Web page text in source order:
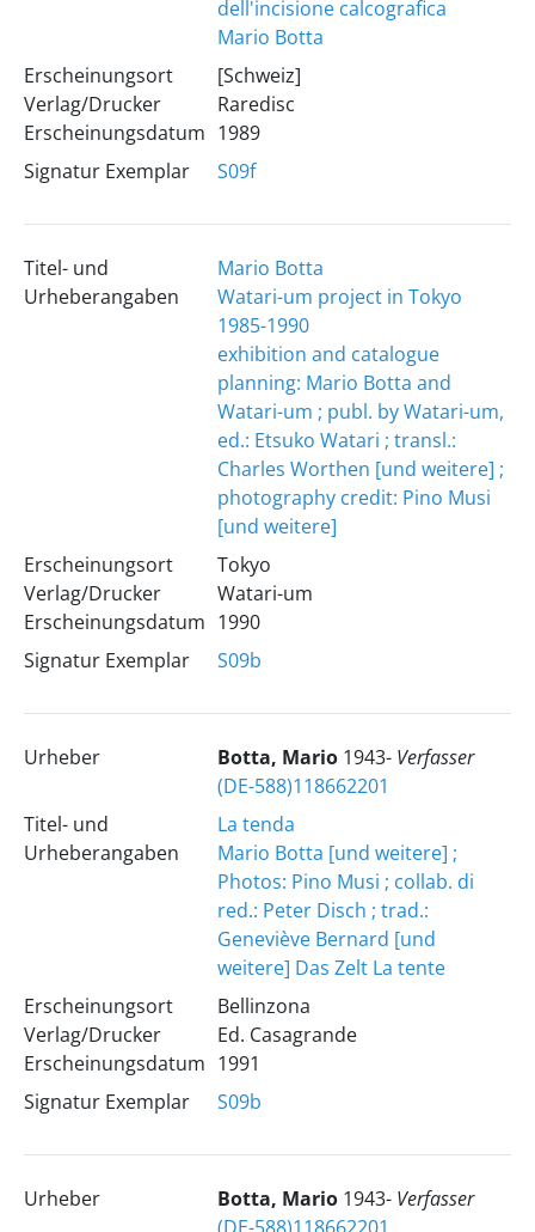
dell'incisione calcografica
Mario Botta
Erscheinungsort
Verlag/Drucker
Erscheinungsdatum
[Schweiz]
Raredisc
1989
Signatur Exemplar
S09f
Titel- und
Urheberangaben
Mario Botta
Watari-um project in Tokyo
1985-1990
exhibition and catalogue
planning: Mario Botta and
Watari-um ; publ. by Watari-um,
ed.: Etsuko Watari ; transl.:
Charles Worthen [und weitere] ;
photography credit: Pino Musi
[und weitere]
Erscheinungsort
Verlag/Drucker
Erscheinungsdatum
Tokyo
Watari-um
1990
Signatur Exemplar
S09b
Urheber Botta, Mario 1943- Verfasser
(DE-588)118662201
Titel- und
Urheberangaben
La tenda
Mario Botta [und weitere] ;
Photos: Pino Musi ; collab. di
red.: Peter Disch ; trad.:
Geneviève Bernard [und
weitere] Das Zelt La tente
Erscheinungsort
Verlag/Drucker
Erscheinungsdatum
Bellinzona
Ed. Casagrande
1991
Signatur Exemplar
S09b
Urheber Botta, Mario 1943- Verfasser